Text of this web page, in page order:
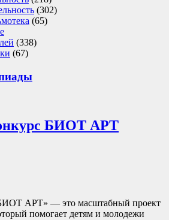
(302)
(65)
(338)
(67)
БИОТ АРТ
АРТ» — это масштабный проект
помогает детям и молодежи